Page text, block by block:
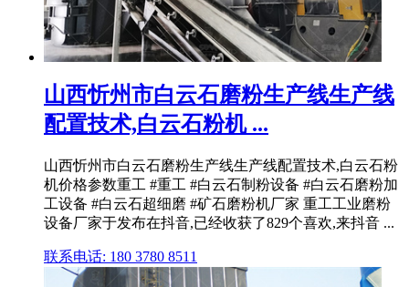
山西忻州市白云石磨粉生产线生产线
配置技术,白云石粉机 ...
山西忻州市白云石磨粉生产线生产线配置技术,白云石粉
机价格参数重工 #重工 #白云石制粉设备 #白云石磨粉加
工设备 #白云石超细磨 #矿石磨粉机厂家 重工工业磨粉
设备厂家于发布在抖音,已经收获了829个喜欢,来抖音 ...
联系电话: 180 3780 8511